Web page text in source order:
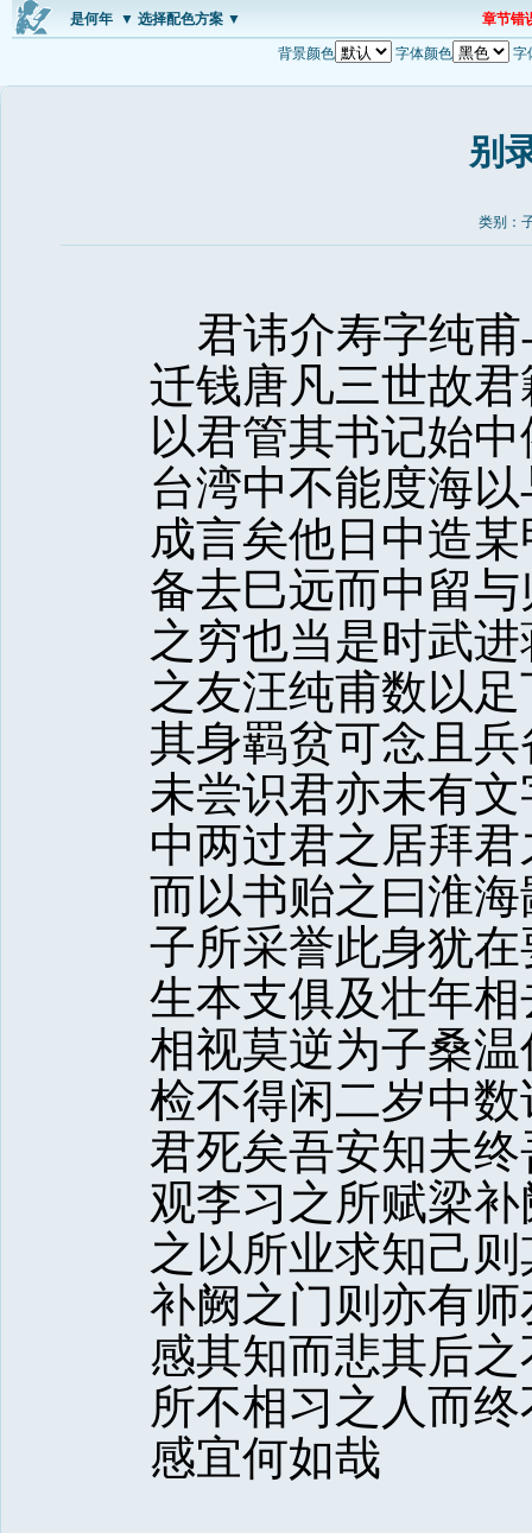
是何年 ▼ 选择配色方案 ▼ 章节错
背景颜色 字体颜色 字
别
类别：
君讳介寿字纯甫
迁钱唐凡三世故
以君管其书记始
台湾中不能度海
成言矣他日中造
备去巳远而中留
之穷也当是时武
之友汪纯甫数以
其身羁贫可念且
未尝识君亦未有
中两过君之居拜
而以书贻之曰淮
子所采誉此身犹
生本支俱及壮年
相视莫逆为子桑
检不得闲二岁中
君死矣吾安知夫
观李习之所赋梁
之以所业求知己
补阙之门则亦有
感其知而悲其后
所不相习之人而
感宜何如哉